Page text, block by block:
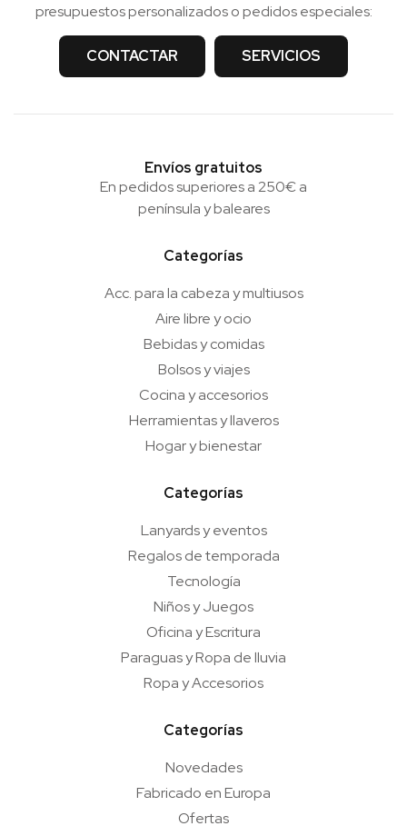
presupuestos personalizados o pedidos especiales:
CONTACTAR SERVICIOS
Envíos gratuitos
En pedidos superiores a 250€ a
península y baleares
Categorías
Acc. para la cabeza y multiusos
Aire libre y ocio
Bebidas y comidas
Bolsos y viajes
Cocina y accesorios
Herramientas y llaveros
Hogar y bienestar
Categorías
Lanyards y eventos
Regalos de temporada
Tecnología
Niños y Juegos
Oficina y Escritura
Paraguas y Ropa de lluvia
Ropa y Accesorios
Categorías
Novedades
Fabricado en Europa
Ofertas